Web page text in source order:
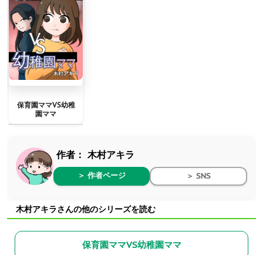
保育園ママVS幼稚
園ママ
作者： 木村アキラ
＞ 作者ページ ＞ SNS
木村アキラさんの他のシリーズを読む
保育園ママVS幼稚園ママ